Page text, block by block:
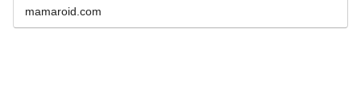
ンを見つけましょう。
mamaroid.com